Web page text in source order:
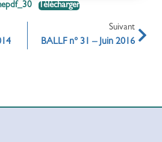
Télécharger
Suivant
BALLF n° 31 – Juin 2016